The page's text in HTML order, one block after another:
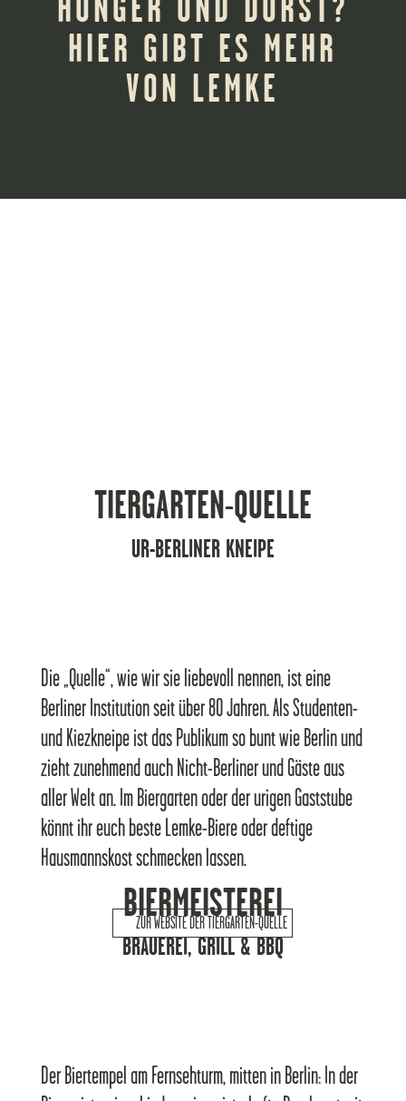
HIER GIBT ES MEHR
VON LEMKE
TIERGARTEN-QUELLE
UR-BERLINER KNEIPE
Die „Quelle“, wie wir sie liebevoll nennen, ist eine
Berliner Institution seit über 80 Jahren. Als Studenten-
und Kiezkneipe ist das Publikum so bunt wie Berlin und
zieht zunehmend auch Nicht-Berliner und Gäste aus
aller Welt an. Im Biergarten oder der urigen Gaststube
könnt ihr euch beste Lemke-Biere oder deftige
Hausmannskost schmecken lassen.
ZUR WEBSITE DER TIERGARTEN-QUELLE
BIERMEISTEREI
BRAUEREI, GRILL & BBQ
Der Biertempel am Fernsehturm, mitten in Berlin: In der